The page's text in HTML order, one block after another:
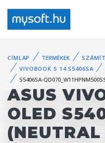
CÍMLAP TERMÉKEK
VIVOBOOK S 14 S5406SA
S5406SA-
ASUS
OLED